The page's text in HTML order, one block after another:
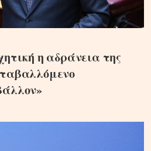
η αδράνεια της